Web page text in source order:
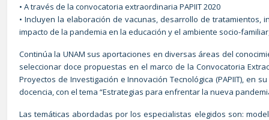
• A través de la convocatoria extraordinaria PAPIIT 2020
• Incluyen la elaboración de vacunas, desarrollo de tratamientos,
impacto de la pandemia en la educación y el ambiente socio-
Continúa la UNAM sus aportaciones en diversas áreas del
seleccionar doce propuestas en el marco de la Convocatoria
Proyectos de Investigación e Innovación Tecnológica (PAPIIT), en
docencia, con el tema “Estrategias para enfrentar la nueva
Las temáticas abordadas por los especialistas elegidos son: